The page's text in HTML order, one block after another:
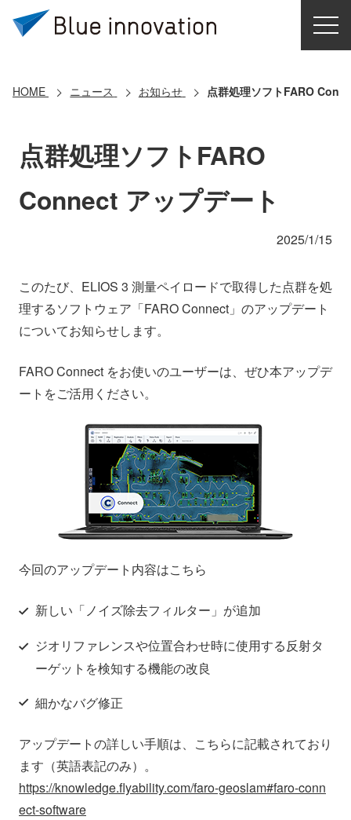
導入事例
コアテクノロジー
お問い合わせ
会社情報 ニュース
採用情報 資料ダウンロード
IR情報 English
HOME ニュース お知らせ 点群処理ソフトFARO
点群処理ソフトFARO
Connect アップデート
2025/1/15
このたび、ELIOS 3 測量ペイロードで取得した点群を処
理するソフトウェア「FARO Connect」のアップデート
についてお知らせします。
FARO Connect をお使いのユーザーは、ぜひ本アップデ
ートをご活用ください。
今回のアップデート内容はこちら
新しい「ノイズ除去フィルター」が追加
ジオリファレンスや位置合わせ時に使用する反射タ
ーゲットを検知する機能の改良
細かなバグ修正
アップデートの詳しい手順は、こちらに記載されており
ます（英語表記のみ）。
https://knowledge.flyability.com/faro-geoslam#faro-conn
ect-software